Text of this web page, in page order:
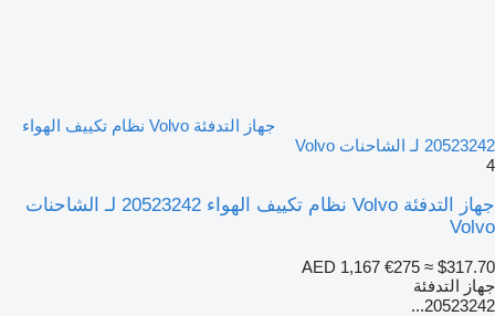
جهاز التدفئة Volvo نظام تكييف الهواء
20523242 لـ الشاحنات Volvo
4
جهاز التدفئة Volvo نظام تكييف الهواء 20523242 لـ الشاحنات
Volvo
AED 1,167 €275 ≈ $317.70
جهاز التدفئة
20523242...